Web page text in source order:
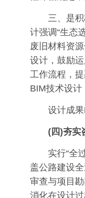
三、是
计强调“生态
废旧材料资
设计，鼓励
工作流程，
BIM技术设计
设计成
( 四)夯实
实行“全
盖公路建设
审查与项目
消化在设计